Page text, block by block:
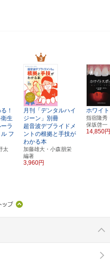
！
生
ラ
フ
太
月刊「デンタルハイ
ジーン」別冊
超音波デブライドメ
ントの根拠と手技が
わかる本
加藤雄大・小森朋栄
編著
3,960円
ホワイ
指宿隆秀
保坂啓
14,850